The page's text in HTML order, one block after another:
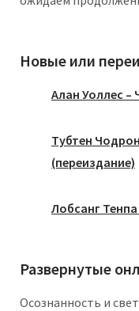
Новые или
Алан Уоллес –
Тубтен
(переиздание)
Лобсанг
Развернутые
Осознанность и